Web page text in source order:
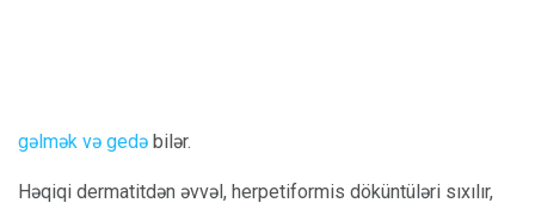
gəlmək və gedə bilər.
Həqiqi dermatitdən əvvəl, herpetiformis döküntüləri sıxılır,